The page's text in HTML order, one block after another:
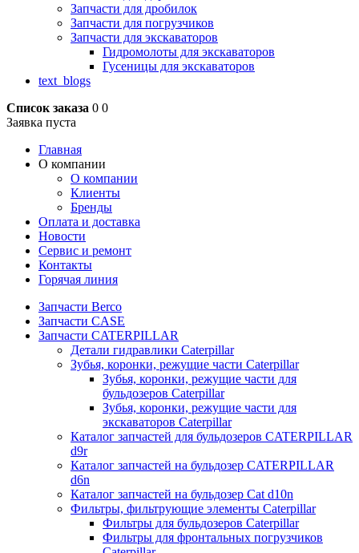
Запчасти для дробилок
Запчасти для погрузчиков
Запчасти для экскаваторов
Гидромолоты для экскаваторов
Гусеницы для экскаваторов
text_blogs
Список заказа 0 0
Заявка пуста
Главная
О компании
О компании
Клиенты
Бренды
Оплата и доставка
Новости
Сервис и ремонт
Контакты
Горячая линия
Запчасти Berco
Запчасти CASE
Запчасти CATERPILLAR
Детали гидравлики Caterpillar
Зубья, коронки, режущие части Caterpillar
Зубья, коронки, режущие части для
бульдозеров Caterpillar
Зубья, коронки, режущие части для
экскаваторов Caterpillar
Каталог запчастей для бульдозеров CATERPILLAR
d9r
Каталог запчастей на бульдозер CATERPILLAR
d6n
Каталог запчастей на бульдозер Сat d10n
Фильтры, фильтрующие элементы Caterpillar
Фильтры для бульдозеров Caterpillar
Фильтры для фронтальных погрузчиков